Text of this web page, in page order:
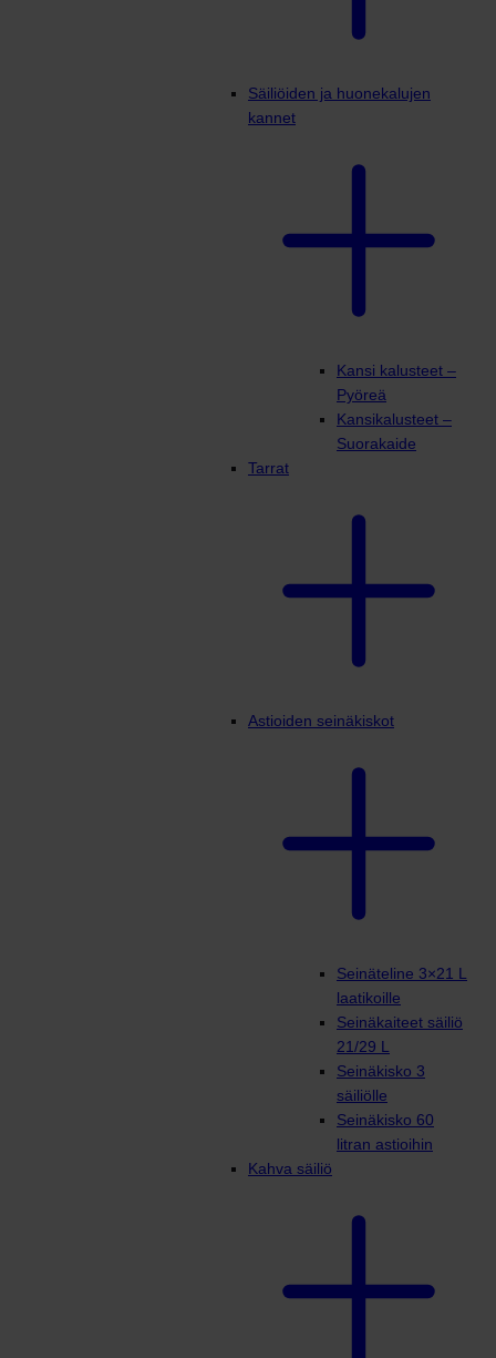
Säiliöiden ja huonekalujen
kannet
Kansi kalusteet –
Pyöreä
Kansikalusteet –
Suorakaide
Tarrat
Astioiden seinäkiskot
Seinäteline 3×21 L
laatikoille
Seinäkaiteet säiliö
21/29 L
Seinäkisko 3
säiliölle
Seinäkisko 60
litran astioihin
Kahva säiliö